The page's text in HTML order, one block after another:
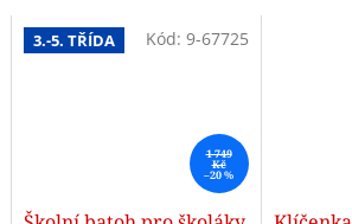
3.-5. TŘÍDA
1 749
Kč
–20 %
Kód: 9-67725